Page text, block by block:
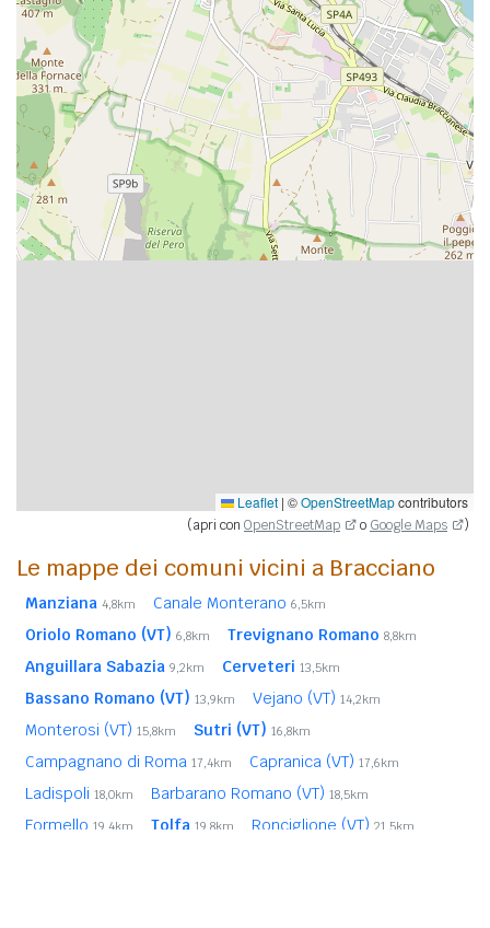
Leaflet | ©OpenStreetMapcontributors
(apri con OpenStreetMap o Google Maps )
Le mappe dei comuni vicini a Bracciano
Manziana 4,8km Canale Monterano 6,5km
Oriolo Romano (VT) 6,8km Trevignano Romano 8,8km
Anguillara Sabazia 9,2km Cerveteri 13,5km
Bassano Romano (VT) 13,9km Vejano (VT) 14,2km
Monterosi (VT) 15,8km Sutri (VT) 16,8km
Campagnano di Roma 17,4km Capranica (VT) 17,6km
Ladispoli 18,0km Barbarano Romano (VT) 18,5km
Formello 19,4km Tolfa 19,8km Ronciglione (VT) 21,5km